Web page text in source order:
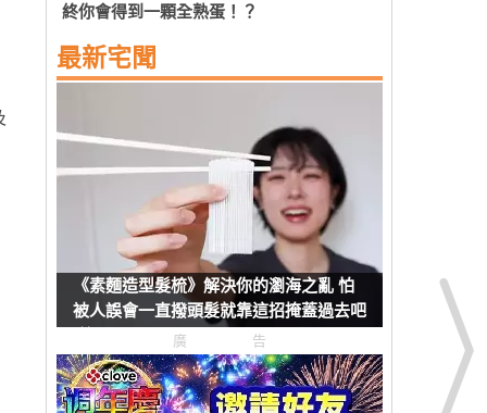
終你會得到一顆全熟蛋！？
最新宅聞
《素麵造型髮梳》解決你的瀏海之亂 怕
被人誤會一直撥頭髮就靠這招掩蓋過去吧
廣告